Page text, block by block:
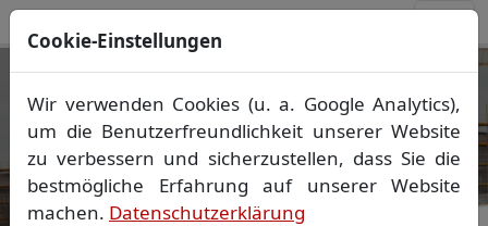
Ihr Vermessungsbüro in
Mecklenburg-Vorpommern
Wir vermessen Ihr Grundstück
Lageplan Absteckung▪Bauvermessung ▪
Gebäudeeinmessung
Grenzfeststellung▪Amtliche Auskünfte und
Vorheriges Bild
Cookie-Einstellungen
Wir verwenden Cookies (u. a. Google Analytics),
um die Benutzerfreundlichkeit unserer Website
zu verbessern und sicherzustellen, dass Sie die
bestmögliche Erfahrung auf unserer Website
machen. Datenschutzerklärung